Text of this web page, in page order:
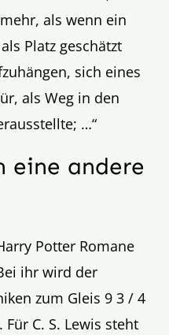
als wenn ein
Platz geschätzt
sich eines
als Weg in den
…“
eine andere
Potter Romane
ihr wird der
zum Gleis 9 3 / 4
C. S. Lewis steht